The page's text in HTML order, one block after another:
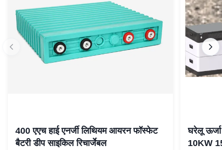
400 एएच हाई एनर्जी लिथियम आयरन फॉस्फेट
बैटरी डीप साइकिल रिचार्जेबल
घरेलू
10KW